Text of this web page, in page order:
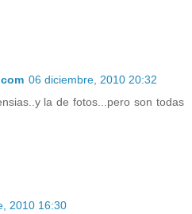
06 diciembre, 2010 20:32
la de fotos...pero son todas
2010 16:30